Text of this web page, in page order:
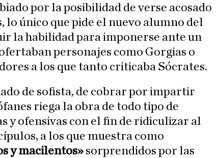
por la posibilidad de verse acosado
lo único que pide el nuevo alumno del
la habilidad para imponerse ante un
personajes como Gorgias o
a los que tanto criticaba Sócrates.
de sofista, de cobrar por impartir
riega la obra de todo tipo de
y ofensivas con el fin de ridiculizar al
a los que muestra como
y macilentos» sorprendidos por las